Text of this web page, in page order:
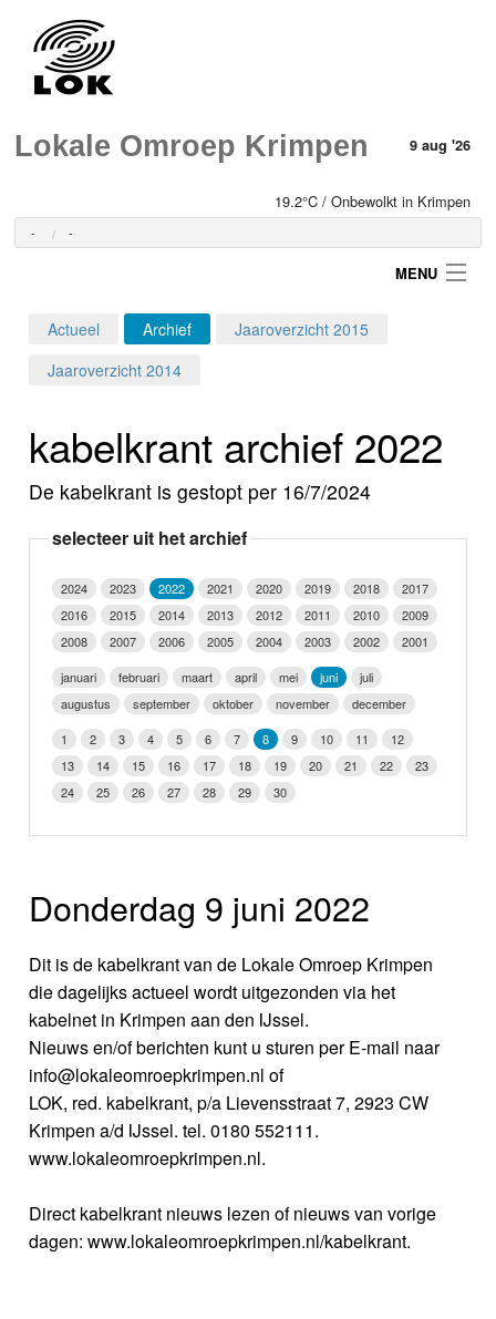
Lokale Omroep Krimpen 9 aug '26
19.2°C / Onbewolkt in Krimpen
- -
MENU
Programma's
Video
Webcam
Info
Actueel Archief
Jaaroverzicht 2015
Jaaroverzicht 2014
kabelkrant archief 2022
De kabelkrant is gestopt per 16/7/2024
selecteer uit het archief
2024 2023 2022 2021 2020 2019 2018
2017
2016
2015 2014 2013 2012 2011 2010
2009
2008
2007 2006 2005 2004 2003 2002
2001
januari
februari maart april mei juni
juli
augustus
september oktober november
december
1
2 3 4 5 6 7 8 9 10 11
12
13
14 15 16 17 18 19 20 21 22
23
24
25 26 27 28 29 30
Donderdag 9 juni 2022
Dit is de kabelkrant van de Lokale Omroep Krimpen
die dagelijks actueel wordt uitgezonden via het
kabelnet in Krimpen aan den IJssel.
Nieuws en/of berichten kunt u sturen per E-mail naar
info@lokaleomroepkrimpen.nl of
LOK, red. kabelkrant, p/a Lievensstraat 7, 2923 CW
Krimpen a/d IJssel. tel. 0180 552111.
www.lokaleomroepkrimpen.nl.
Direct kabelkrant nieuws lezen of nieuws van vorige
dagen: www.lokaleomroepkrimpen.nl/kabelkrant.